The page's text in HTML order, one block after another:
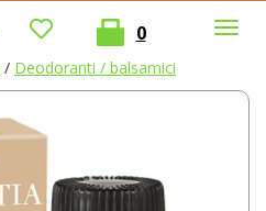
0prodotti
/ Deodoranti / balsamici